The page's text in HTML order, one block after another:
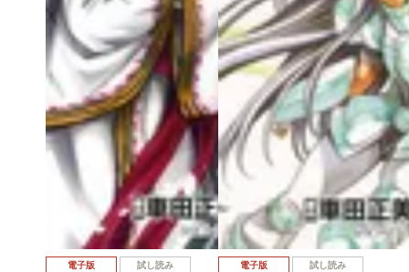
電子版 試し読み 電子版 試し読み